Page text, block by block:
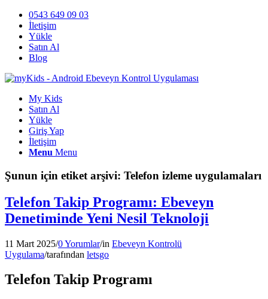
0543 649 09 03
İletişim
Yükle
Satın Al
Blog
My Kids
Satın Al
Yükle
Giriş Yap
İletişim
Menu Menu
Şunun için etiket arşivi: Telefon izleme uygulamaları
Telefon Takip Programı: Ebeveyn
Denetiminde Yeni Nesil Teknoloji
11 Mart 2025/0 Yorumlar/in Ebeveyn Kontrolü
Uygulama/tarafından letsgo
Telefon Takip Programı